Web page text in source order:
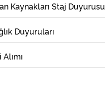
Kaynakları Staj Duyurusu
Duyuruları
Alımı